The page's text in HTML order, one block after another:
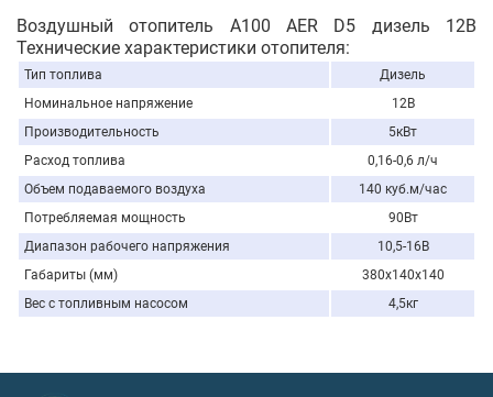
Воздушный отопитель A100 AER D5 дизель 12В
Технические характеристики отопителя:
Тип топлива
Дизель
Номинальное напряжение
12В
Производительность
5кВт
Расход топлива
0,16-0,6 л/ч
Объем подаваемого воздуха
140 куб.м/час
Потребляемая мощность
90Вт
Диапазон рабочего напряжения
10,5-16В
Габариты (мм)
380х140х140
Вес с топливным насосом
4,5кг